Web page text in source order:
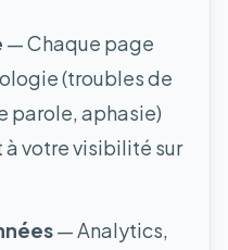
— Chaque page
(troubles de
parole, aphasie)
votre visibilité sur
— Analytics,